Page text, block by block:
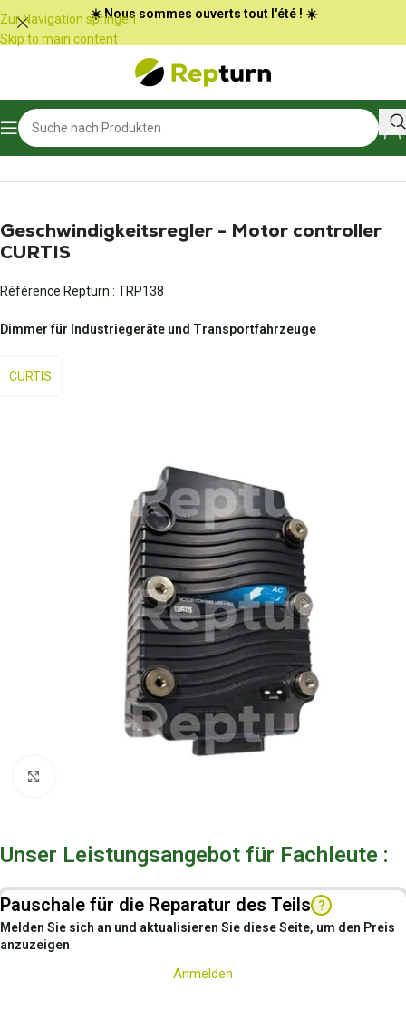
Cookie-Einstellungen
Zur Navigation springen
Skip to main content
☀️ Nous sommes ouverts tout l'été ! ☀️
Start/Öffentliche Arbeiten und Materialtransport
Geschwindigkeitsregler - Motor controller
CURTIS
Référence Repturn : TRP138
Dimmer für Industriegeräte und Transportfahrzeuge
CURTIS
Unser Leistungsangebot für Fachleute :
Pauschale für die Reparatur des Teils ?
Melden Sie sich an und aktualisieren Sie diese Seite, um den Preis
anzuzeigen
Anmelden